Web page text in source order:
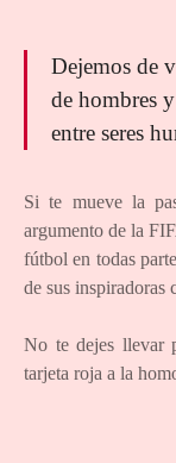
Dejemos de
de hombres
entre seres
Si te mueve la
argumento de la
fútbol en todas
de sus inspiradoras
No te dejes llevar
tarjeta roja a la